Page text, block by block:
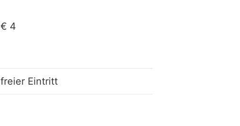
€ 4
freier Eintritt